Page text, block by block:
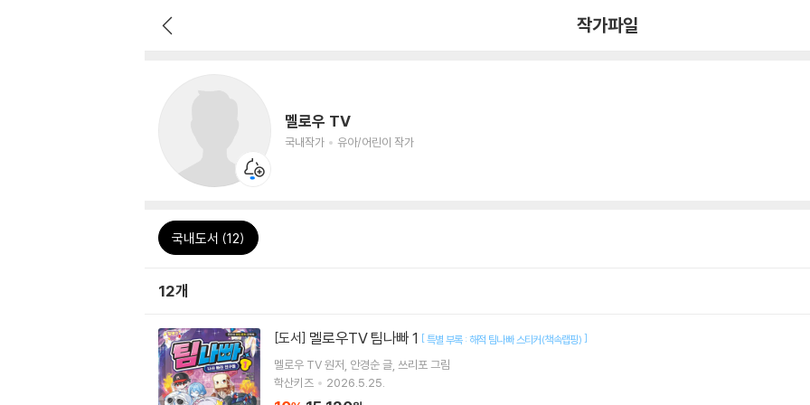
작가파일
멜로우 TV
국내작가 유아/어린이 작가
국내도서 (12)
12개
[도서] 멜로우TV 팀나빠 1 [특별 부록 : 해적 팀나빠 스티커(책속랩핑) ]
멜로우 TV원저 안경순글 쓰리포 그림
학산키즈
2026.5.25.